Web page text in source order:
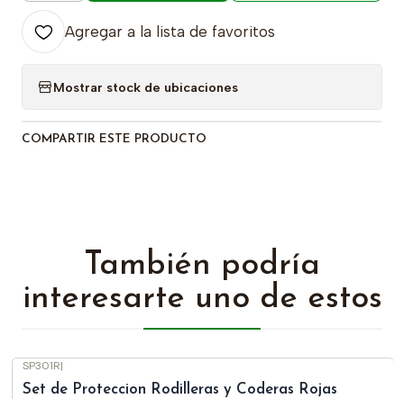
Agregar a la lista de favoritos
Mostrar stock de ubicaciones
COMPARTIR ESTE PRODUCTO
También podría
interesarte uno de estos
OFF
SP301R|
Set de Proteccion Rodilleras y Coderas Rojas